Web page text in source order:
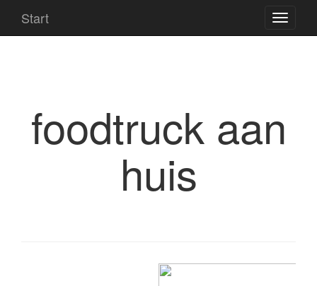
Start
foodtruck aan
huis